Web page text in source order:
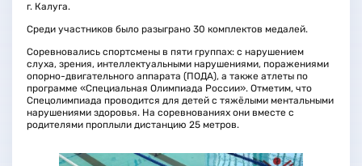
г. Калуга.
Среди участников было разыграно 30 комплектов медалей.
Соревновались спортсмены в пяти группах: с нарушением
слуха, зрения, интеллектуальными нарушениями, поражениями
опорно-двигательного аппарата (ПОДА), а также атлеты по
программе «Специальная Олимпиада России». Отметим, что
Спецолимпиада проводится для детей с тяжёлыми ментальными
нарушениями здоровья. На соревнованиях они вместе с
родителями проплыли дистанцию 25 метров.